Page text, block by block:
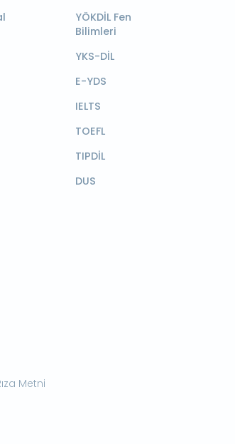
YÖKDİL Fen
Bilimleri
YKS-DİL
E-YDS
IELTS
TOEFL
TIPDİL
DUS
Metni